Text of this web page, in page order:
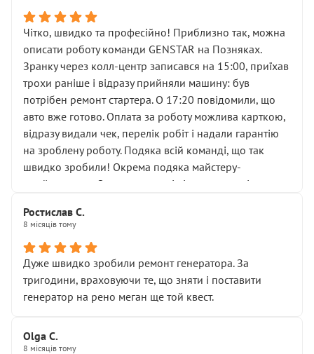
спроба продати дорогий вузол замість елементарних
ущільнювачів.
Що прикро — це не перший мій візит. Раніше міняв у
вас стартер, і тоді сервіс наче справив хороше
враження. Але згодом знайшов декілька гайок під
лобовим склом. Мені пояснили, що це “старі гайки, які
відкручували”, і попросили не хвилюватися. ( надіюсь
новий власник, не застяг в полі))
Але після нинішнього візиту такі дрібниці вже не
здаються дрібницями.
Я — клієнт, який працює на довірі, і саме її цей сервіс
Хотілося б більше:
• належної уваги до авто
• прозорості в роботах і рахунках
• реальної діагностики, а не формального
“подивились і поїхав”
На жаль, складається враження, що сервіс працює не
Стосовно комунікації - все добре
Чітко, швидко та професійно! Приблизно так, можна
описати роботу команди GENSTAR на Позняках.
Зранку через колл-центр записався на 15:00, приїхав
трохи раніше і відразу прийняли машину: був
потрібен ремонт стартера. О 17:20 повідомили, що
авто вже готово. Оплата за роботу можлива карткою,
відразу видали чек, перелік робіт і надали гарантію
на зроблену роботу. Подяка всій команді, що так
швидко зробили! Окрема подяка майстеру-
приймальнику Олександру: всі чітко та по суті.
звертатися до цього автосервісу.
Ростислав С.
8 місяців тому
Дуже швидко зробили ремонт генератора. За
тригодини, враховуючи те, що зняти і поставити
генератор на рено меган ще той квест.
Olga С.
8 місяців тому